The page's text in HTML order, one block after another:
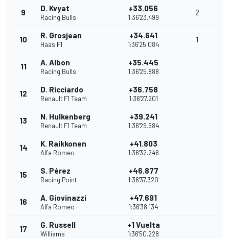
9 D. Kvyat
Racing Bulls
+33.056
1:36'23.499
2
10 R. Grosjean
Haas F1
+34.641
1:36'25.084
1
11 A. Albon
Racing Bulls
+35.445
1:36'25.888
12 D. Ricciardo
Renault F1 Team
+36.758
1:36'27.201
13 N. Hulkenberg
Renault F1 Team
+39.241
1:36'29.684
14 K. Raikkonen
Alfa Romeo
+41.803
1:36'32.246
15 S. Pérez
Racing Point
+46.877
1:36'37.320
16 A. Giovinazzi
Alfa Romeo
+47.691
1:36'38.134
17 G. Russell
Williams
+1 Vuelta
1:36'50.228